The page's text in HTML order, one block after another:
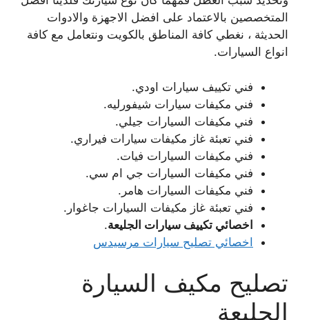
المتخصصين بالاعتماد على افضل الاجهزة والادوات
الحديثة ، نغطي كافة المناطق بالكويت ونتعامل مع كافة
انواع السيارات.
فني تكييف سيارات اودي.
فني مكيفات سيارات شيفورليه.
فني مكيفات السيارات جيلي.
فني تعبئة غاز مكيفات سيارات فيراري.
فني مكيفات السيارات فيات.
فني مكيفات السيارات جي ام سي.
فني مكيفات السيارات هامر.
فني تعبئة غاز مكيفات السيارات جاغوار.
اخصائي تكييف سيارات الجليعة.
اخصائي تصليح سيارات مرسيدس
تصليح مكيف السيارة
الجليعة